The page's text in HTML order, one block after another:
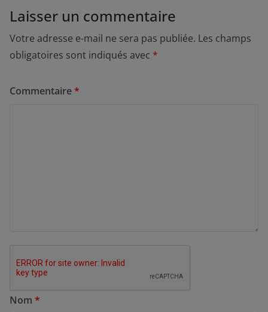
Laisser un commentaire
Votre adresse e-mail ne sera pas publiée. Les champs
obligatoires sont indiqués avec *
Commentaire*
Nom *